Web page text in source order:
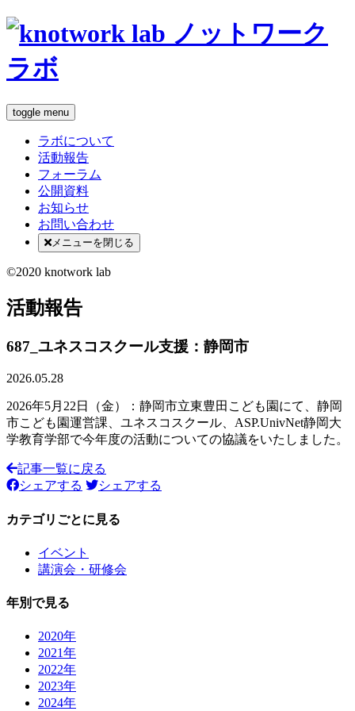
toggle menu
ラボについて
活動報告
フォーラム
公開資料
お知らせ
お問い合わせ
メニューを閉じる
©2020 knotwork lab
活動報告
687_ユネスコスクール支援：静岡市
2026.05.28
2026年5月22日（金）：静岡市立東豊田こども園にて、静岡
市こども園運営課、ユネスコスクール、ASP.UnivNet静岡大
学教育学部で今年度の活動についての協議をいたしました。
記事一覧に戻る
シェアする
シェアする
カテゴリごとに見る
イベント
講演会・研修会
年別で見る
2020年
2021年
2022年
2023年
2024年